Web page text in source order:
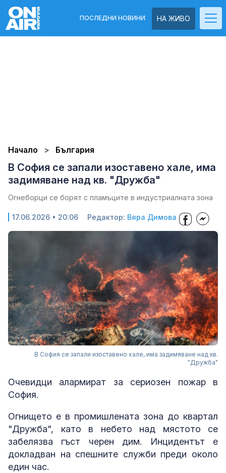
НА ЖИВО
ПОСЛЕДНИ НОВИНИ
Начало България
В София се запали изоставено хале, има
задимяване над кв. "Дружба"
Огнеборци се борят с пламъците в индустриалната зона
17.06.2026 • 20:06 Редактор: Вяра Димова
В София се запали изоставено хале, има задимяване над кв.
"Дружба"
Очевидци алармират за сериозен пожар в
София.
Огнището е в промишлената зона до квартал
"Дружба", като в небето над мястото се
забелязва гъст черен дим. Инцидентът е
докладван на спешните служби преди около
един час.